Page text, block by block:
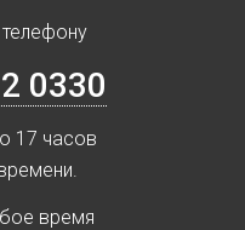
0330
17 часов
время